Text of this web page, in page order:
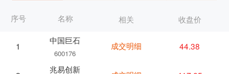
序号 名称
1
中国巨石
600176
兆易创新
相关 收盘价
成交明细 44.38